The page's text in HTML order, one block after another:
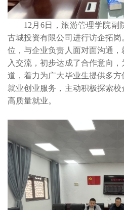
12月6日，旅游管理学院副
古城投资有限公司进行访企拓
位，与企业负责人面对面沟通
入交流，初步达成了合作意向
道，着力为广大毕业生提供多
就业创业服务，主动积极探索
高质量就业。